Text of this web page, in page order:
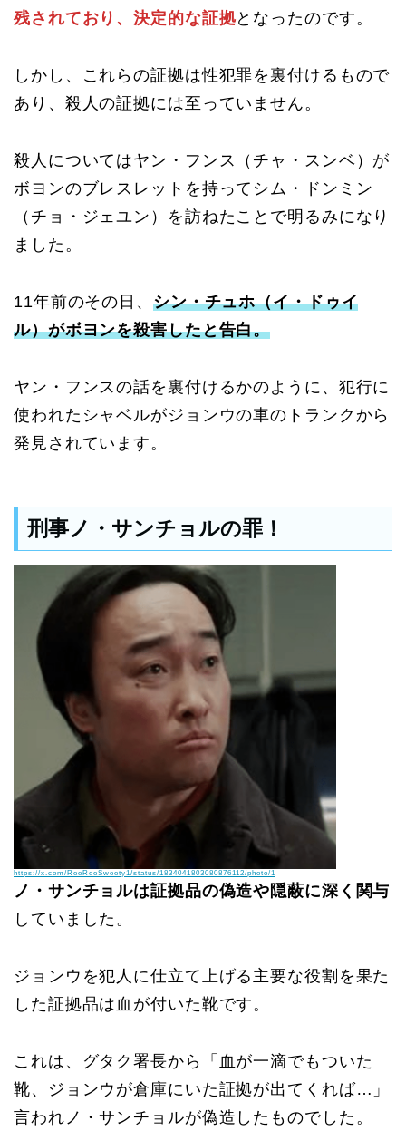
残されており、決定的な証拠となったのです。
しかし、これらの証拠は性犯罪を裏付けるもので
あり、殺人の証拠には至っていません。
殺人についてはヤン・フンス（チャ・スンベ）が
ボヨンのブレスレットを持ってシム・ドンミン
（チョ・ジェユン）を訪ねたことで明るみになり
ました。
11年前のその日、 シン・チュホ（イ・ドゥイ
ル）がボヨンを殺害したと告白。
ヤン・フンスの話を裏付けるかのように、犯行に
使われたシャベルがジョンウの車のトランクから
発見されています。
刑事ノ・サンチョルの罪！
https://x.com/ReeReeSweety1/status/1834041803080876112/photo/1
ノ・サンチョルは証拠品の偽造や隠蔽に深く関与
していました。
ジョンウを犯人に仕立て上げる主要な役割を果た
した証拠品は血が付いた靴です。
これは、
グタク署長から「血が一滴でもついた
靴、ジョンウが倉庫にいた証拠が出てくれば…」
言われノ・サンチョルが偽造したものでした。